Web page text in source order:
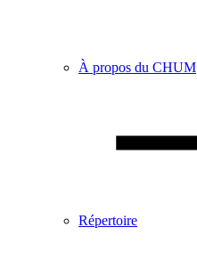
À propos du CHUM
Répertoire